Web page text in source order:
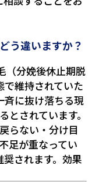
う違いますか？
（分娩後休止期脱
維持されていた
斉に抜け落ちる現
されています。
らない・分け目
足が重なってい
されます。効果